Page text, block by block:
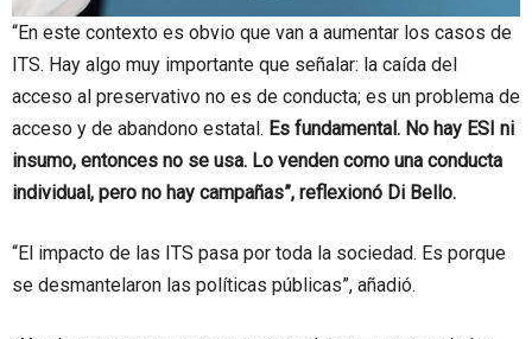
“En este contexto es obvio que van a aumentar los casos de
ITS. Hay algo muy importante que señalar: la caída del
acceso al preservativo no es de conducta; es un problema de
acceso y de abandono estatal. Es fundamental. No hay ESI ni
insumo, entonces no se usa. Lo venden como una conducta
individual, pero no hay campañas”, reflexionó Di Bello.
“El impacto de las ITS pasa por toda la sociedad. Es porque
se desmantelaron las políticas públicas”, añadió.